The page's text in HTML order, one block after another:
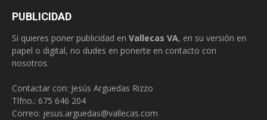
PUBLICIDAD
Si quieres poner publicidad en Vallecas VA, en su versión en
papel o digital, no dudes en ponerte en contacto con
nosotros.
Contactar con: Jesús Arguedas Rizzo
Tlfno.: 675 646 204
Correo: jesus.arguedas@vallecas.com